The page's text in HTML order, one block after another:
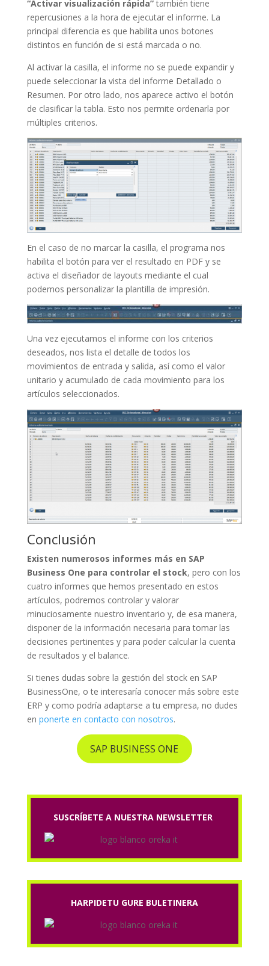
“Activar visualización rápida”también tiene
repercusiones a la hora de ejecutar el informe. La
principal diferencia es que habilita unos botones
distintos en función de si está marcada o no.
Al activar la casilla, el informe no se puede expandir y
puede seleccionar la vista del informe Detallado o
Resumen. Por otro lado, nos aparece activo el botón
de clasificar la tabla. Esto nos permite ordenarla por
múltiples criterios.
En el caso de no marcar la casilla, el programa nos
habilita el botón para ver el resultado en PDF y se
activa el diseñador de layouts mediante el cual
podemos personalizar la plantilla de impresión.
Una vez ejecutamos el informe con los criterios
deseados, nos lista el detalle de todos los
movimientos de entrada y salida, así como el valor
unitario y acumulado de cada movimiento para los
artículos seleccionados.
Conclusión
Existen numerosos informes más en SAP
Business One para controlar el stock, pero con los
cuatro informes que hemos presentado en estos
artículos, podremos controlar y valorar
minuciosamente nuestro inventario y, de esa manera,
disponer de la información necesaria para tomar las
decisiones pertinentes y para poder calcular la cuenta
de resultados y el balance.
Si tienes dudas sobre la gestión del stock en SAP
BusinessOne, o te interesaría conocer más sobre este
ERP y como podría adaptarse a tu empresa, no dudes
en ponerte en contacto con nosotros.
SAP BUSINESS ONE
SUSCRÍBETE A NUESTRA NEWSLETTER
HARPIDETU GURE BULETINERA